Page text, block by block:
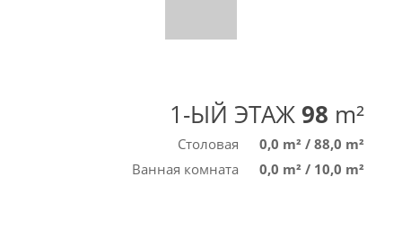
1-ЫЙ ЭТАЖ98 m²
Столовая 0,0 m² / 88,0 m²
Ванная комната
0,0 m² / 10,0 m²